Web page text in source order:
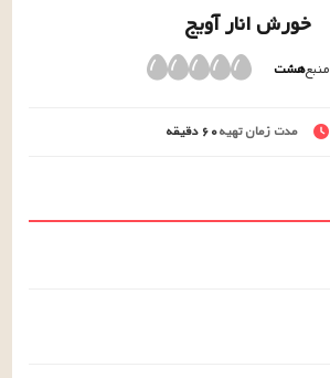
خورش انار آویج
منبعهشت
مدت زمان تهیه۶۰ دقیقه